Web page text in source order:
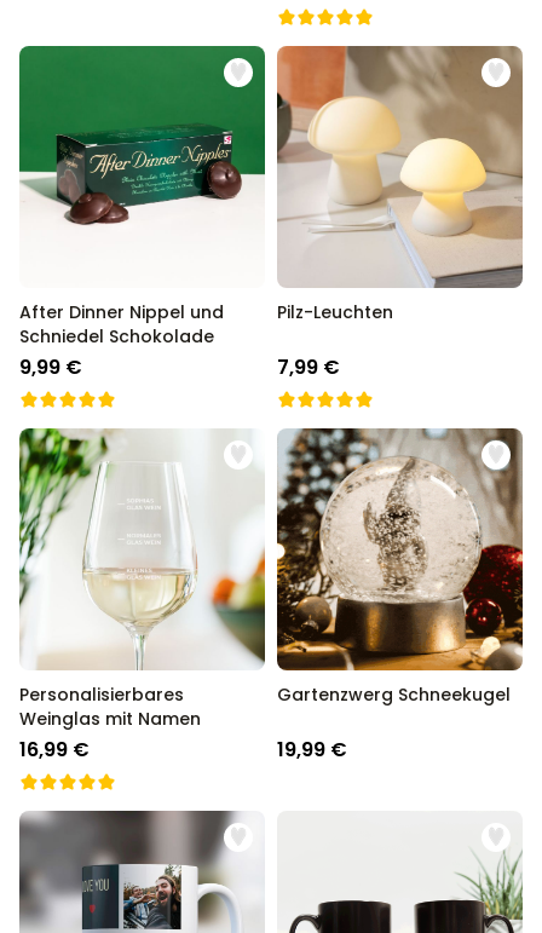
After Dinner Nippel und
Schniedel Schokolade
9,99 €
Pilz-Leuchten
7,99 €
Personalisierbares
Weinglas mit Namen
16,99 €
Gartenzwerg Schneekugel
19,99 €